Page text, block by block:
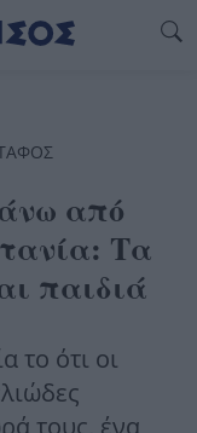
από
Τα
παιδιά
το ότι οι
τους, ένα